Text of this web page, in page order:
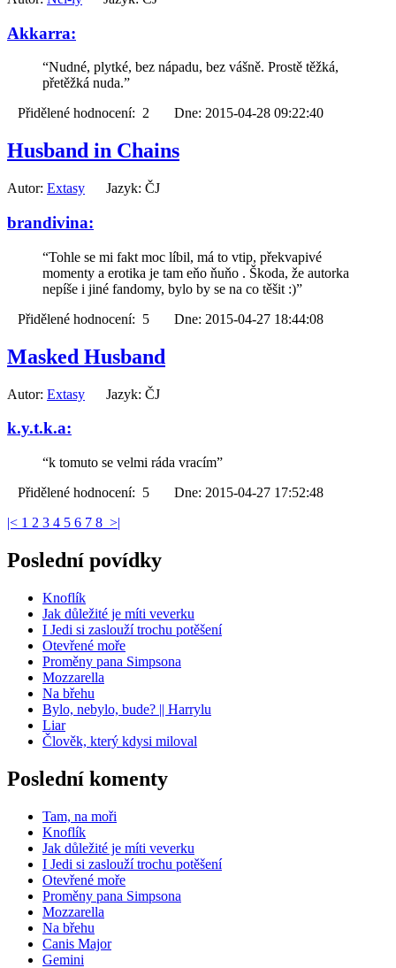
Akkarra:
“Nudné, plytké, bez nápadu, bez vášně. Prostě těžká,
přetěžká nuda.”
Přidělené hodnocení: 2 Dne: 2015-04-28 09:22:40
Husband in Chains
Autor: Extasy Jazyk: ČJ
brandivina:
“Tohle se mi fakt moc líbil, má to vtip, překvapivé
momenty a erotika je tam eňo ňuňo . Škoda, že autorka
nepíše i jiné fandomy, bylo by se na co těšit :)”
Přidělené hodnocení: 5 Dne: 2015-04-27 18:44:08
Masked Husband
Autor: Extasy Jazyk: ČJ
k.y.t.k.a:
“k tomuto se velmi ráda vracím”
Přidělené hodnocení: 5 Dne: 2015-04-27 17:52:48
|< 1 2 3 4 5 6 7 8 >|
Poslední povídky
Knoflík
Jak důležité je míti veverku
I Jedi si zaslouží trochu potěšení
Otevřené moře
Proměny pana Simpsona
Mozzarella
Na břehu
Bylo, nebylo, bude? || Harrylu
Liar
Člověk, který kdysi miloval
Poslední komenty
Tam, na moři
Knoflík
Jak důležité je míti veverku
I Jedi si zaslouží trochu potěšení
Otevřené moře
Proměny pana Simpsona
Mozzarella
Na břehu
Canis Major
Gemini